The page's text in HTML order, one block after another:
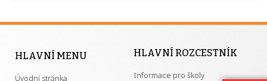
HLAVNÍ MENU
Úvodní stránka
HLAVNÍ ROZCESTNÍK
Informace pro školy